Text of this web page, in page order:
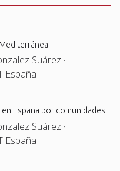
Suárez ·
España
en España por comunidades
Suárez ·
España